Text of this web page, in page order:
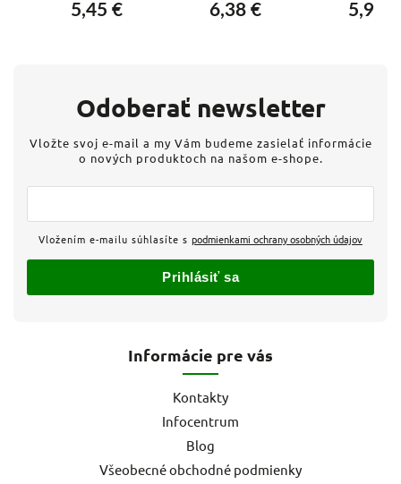
5,45 € 6,38 € 5,92 €
Informácie pre vás
Kontakty
Infocentrum
Blog
Všeobecné obchodné podmienky
Odoberať newsletter
Vložte svoj e-mail a my Vám budeme zasielať informácie
o nových produktoch na našom e-shope.
Vložením e-mailu súhlasíte s podmienkami ochrany osobných údajov
Prihlásiť sa